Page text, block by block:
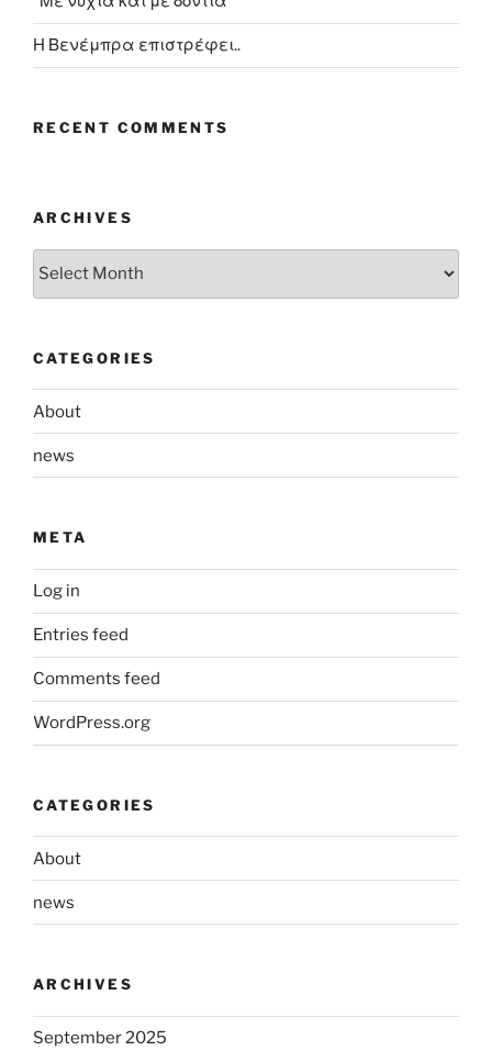
Η Βενέμπρα επιστρέφει..
RECENT COMMENTS
ARCHIVES
Archives
CATEGORIES
About
news
META
Log in
Entries feed
Comments feed
WordPress.org
CATEGORIES
About
news
ARCHIVES
September 2025